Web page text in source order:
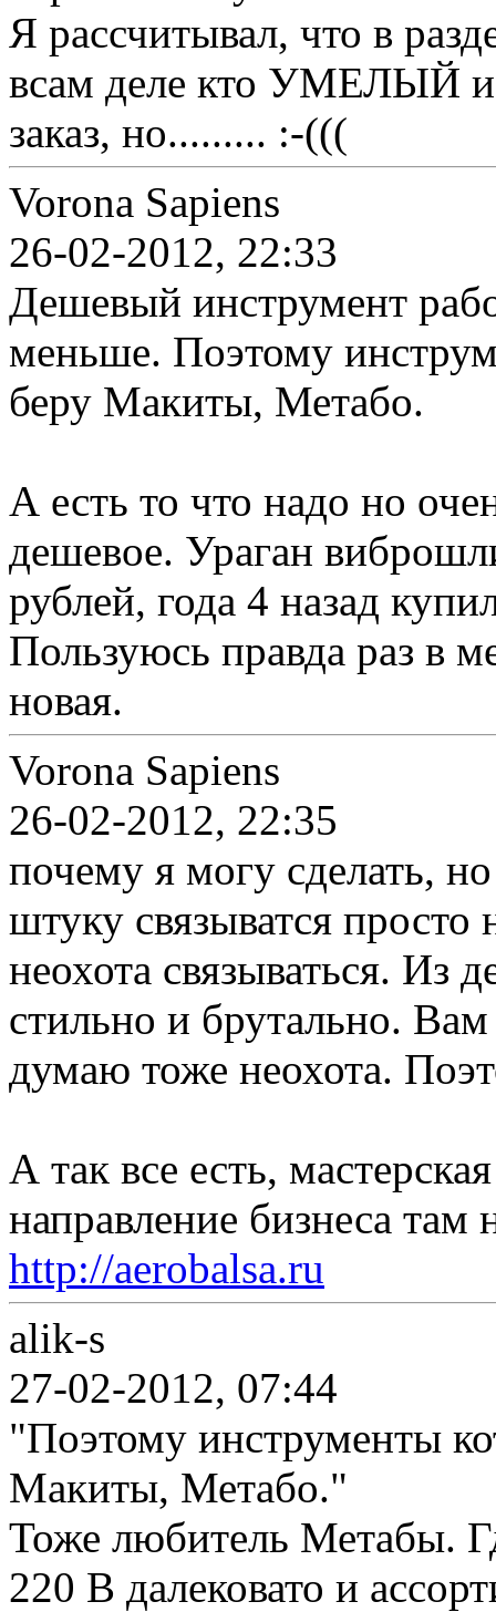
Я рассчитывал, что в
всам деле кто УМЕЛЫЙ и
заказ, но......... :-(((
Vorona Sapiens
26-02-2012, 22:33
Дешевый инструмент
меньше. Поэтому
беру Макиты, Метабо.
А есть то что надо но
дешевое. Ураган
рублей, года 4 назад
Пользуюсь правда раз в
новая.
Vorona Sapiens
26-02-2012, 22:35
почему я могу сделать,
штуку связыватся
неохота связываться. Из
стильно и брутально.
думаю тоже неохота.
А так все есть,
направление бизнеса там
http://aerobalsa.ru
alik-s
27-02-2012, 07:44
"Поэтому инструменты
Макиты, Метабо."
Тоже любитель Метабы.
220 В далековато и